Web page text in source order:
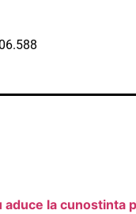
la cunostinta